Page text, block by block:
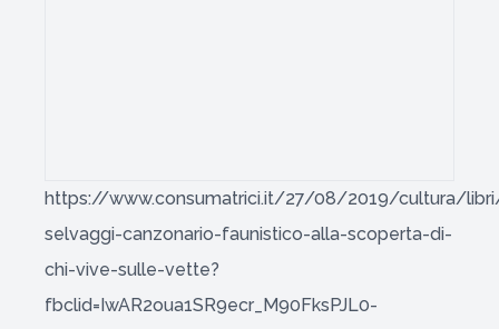
https://www.consumatrici.it/27/08/2019/cultura/
selvaggi-canzonario-faunistico-alla-scoperta-di-
chi-vive-sulle-vette?
fbclid=IwAR2oua1SR9ecr_M90FksPJL0-